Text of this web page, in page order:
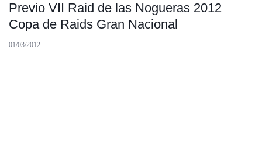
Previo VII Raid de las Nogueras 2012
Copa de Raids Gran Nacional
01/03/2012